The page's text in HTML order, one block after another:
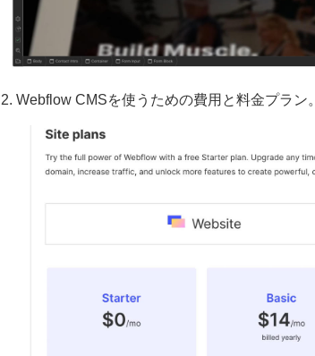
2. Webflow CMSを使うための費用と料金プラン。